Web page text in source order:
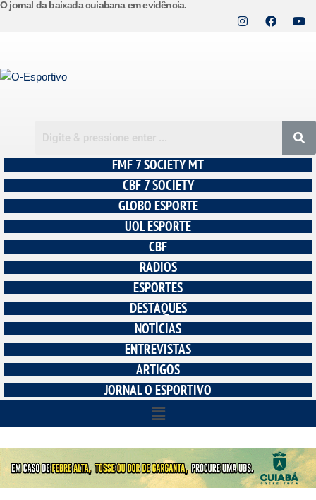
o
O jornal da baixada cuiabana em evidência.
FMF 7 SOCIETY MT
CBF 7 SOCIETY
GLOBO ESPORTE
UOL ESPORTE
CBF
RÁDIOS
ESPORTES
DESTAQUES
NOTÍCIAS
ENTREVISTAS
ARTIGOS
JORNAL O ESPORTIVO